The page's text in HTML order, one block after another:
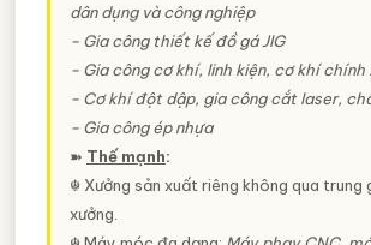
dân dụng và công nghiệp
− Gia công thiết kế đồ gá JIG
− Gia công cơ khí, linh kiện, cơ khí chính
− Cơ khí đột dập, gia công cắt laser,
− Gia công ép nhựa
➽ Thế mạnh:
☬ Xưởng sản xuất riêng không qua trung
xưởng.